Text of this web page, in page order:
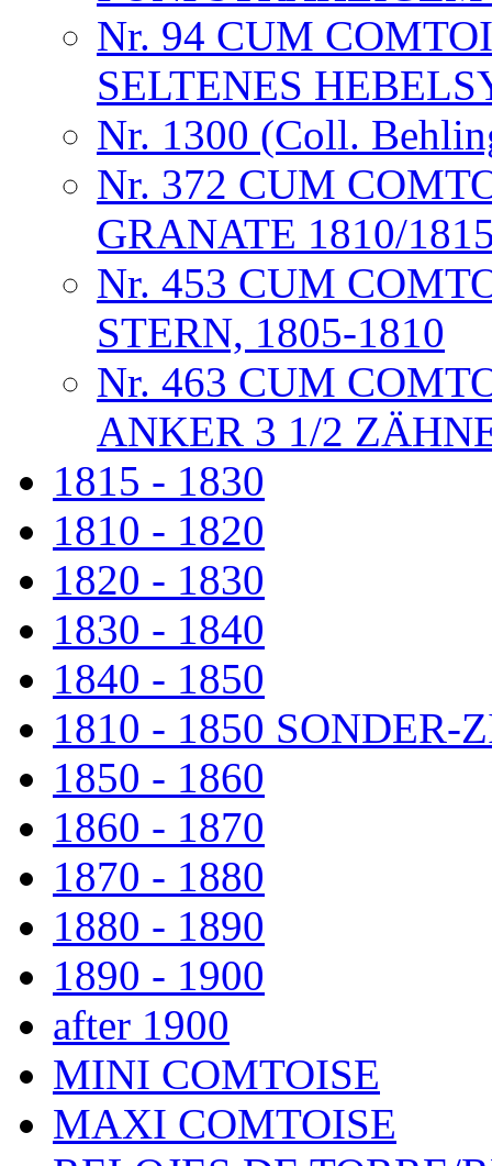
Nr. 94 CUM
SELTENES
Nr. 1300 (Coll.
Nr. 372 CUM
GRANATE 1810/
Nr. 453 CUM
STERN, 1805-1810
Nr. 463 CUM
ANKER 3 1/2
1815 - 1830
1810 - 1820
1820 - 1830
1830 - 1840
1840 - 1850
1810 - 1850 SONDER-
1850 - 1860
1860 - 1870
1870 - 1880
1880 - 1890
1890 - 1900
after 1900
MINI COMTOISE
MAXI COMTOISE